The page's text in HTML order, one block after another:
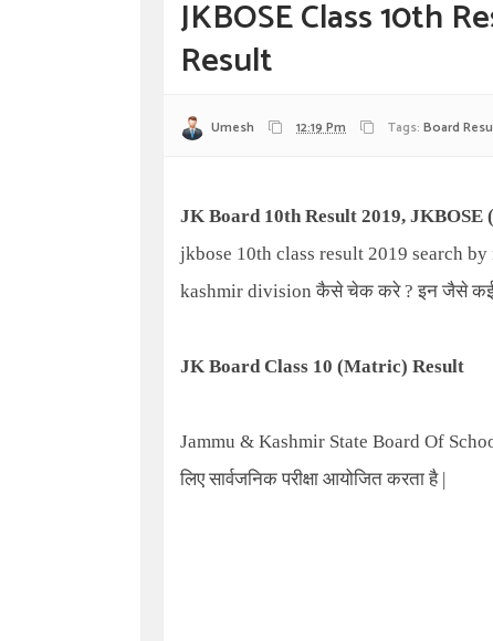
JKBOSE Class 10th
Result
Umesh 12:19 Pm Tags: Board
JK Board 10th Result 2019, JKBOSE
jkbose 10th class result 2019 search
kashmir divisionकैसे चेक करे?इन जैसे कई
JK Board Class 10 (Matric) Result
Jammu & Kashmir State Board Of
लिए सार्वजनिक परीक्षा आयोजित करता है |